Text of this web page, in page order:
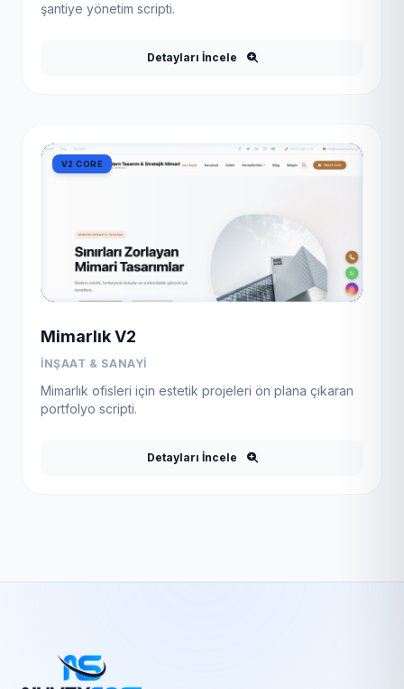
şantiye yönetim scripti.
Detayları İncele
V2 CORE
Mimarlık V2
İNŞAAT & SANAYI
Mimarlık ofisleri için estetik projeleri ön plana çıkaran
portfolyo scripti.
Detayları İncele